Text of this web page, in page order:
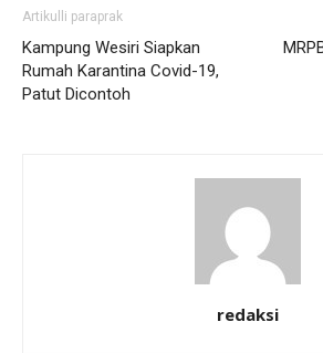
Artikulli paraprak
Kampung Wesiri Siapkan
Rumah Karantina Covid-19,
Patut Dicontoh
redaksi